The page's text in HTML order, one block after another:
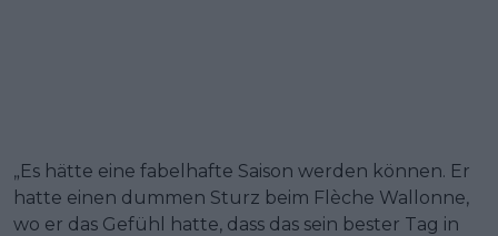
„Es hätte eine fabelhafte Saison werden können. Er
hatte einen dummen Sturz beim Flèche Wallonne,
wo er das Gefühl hatte, dass das sein bester Tag in